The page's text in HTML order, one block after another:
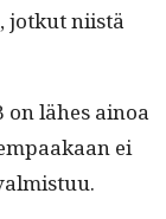
jotkut niistä
läh­es ain­oa
ei